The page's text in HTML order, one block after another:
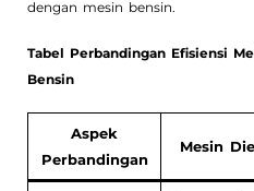
dengan mesin bensin.
Tabel Perbandingan Efisiensi
Bensin
Aspek
Perbandingan
Mesin